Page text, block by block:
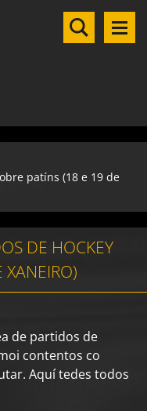
patíns (18 e 19 de
DE HOCKEY
XANEIRO)
de partidos de
contentos co
Aquí tedes todos